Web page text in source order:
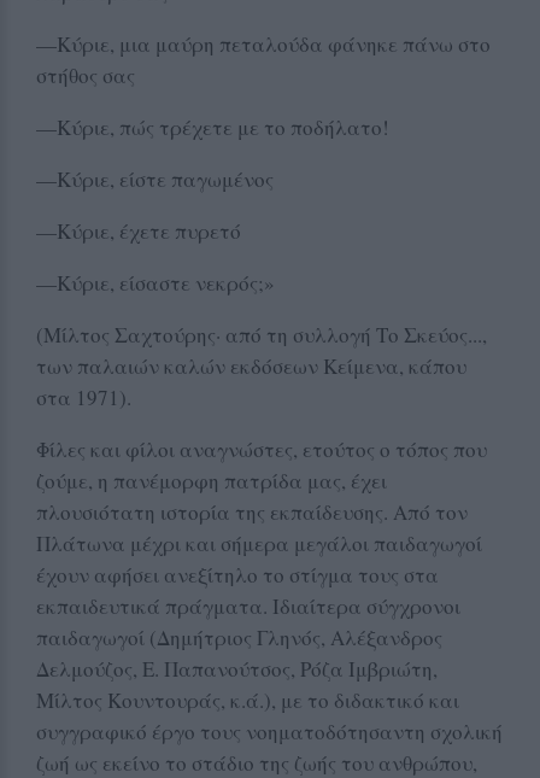
—Κύριε, μια μαύρη πεταλούδα φάνηκε πάνω στο
στήθος σας
—Κύριε, πώς τρέχετε με το ποδήλατο!
—Κύριε, είστε παγωμένος
—Κύριε, έχετε πυρετό
—Κύριε, είσαστε νεκρός;»
(Μίλτος Σαχτούρης· από τη συλλογή Το Σκεύος...,
των παλαιών καλών εκδόσεων Κείμενα, κάπου
στα 1971).
Φίλες και φίλοι αναγνώστες, ετούτος ο τόπος που
ζούμε, η πανέμορφη πατρίδα μας, έχει
πλουσιότατη ιστορία της εκπαίδευσης. Από τον
Πλάτωνα μέχρι και σήμερα μεγάλοι παιδαγωγοί
έχουν αφήσει ανεξίτηλο το στίγμα τους στα
εκπαιδευτικά πράγματα. Ιδιαίτερα σύγχρονοι
παιδαγωγοί (Δημήτριος Γληνός, Αλέξανδρος
Δελμούζος, Ε. Παπανούτσος, Ρόζα Ιμβριώτη,
Μίλτος Κουντουράς, κ.ά.), με το διδακτικό και
συγγραφικό έργο τους νοηματοδότησαντη σχολική
ζωή ως εκείνο το στάδιο της ζωής του ανθρώπου,